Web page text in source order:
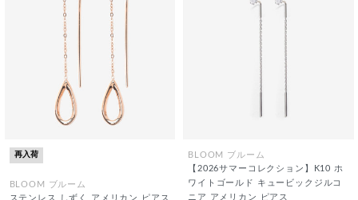
再入荷
BLOOM ブルーム
ステンレス しずく アメリカン ピアス
BLOOM ブルーム
【2026サマーコレクション】K10 ホ
ワイトゴールド キュービックジルコ
ニア アメリカン ピアス